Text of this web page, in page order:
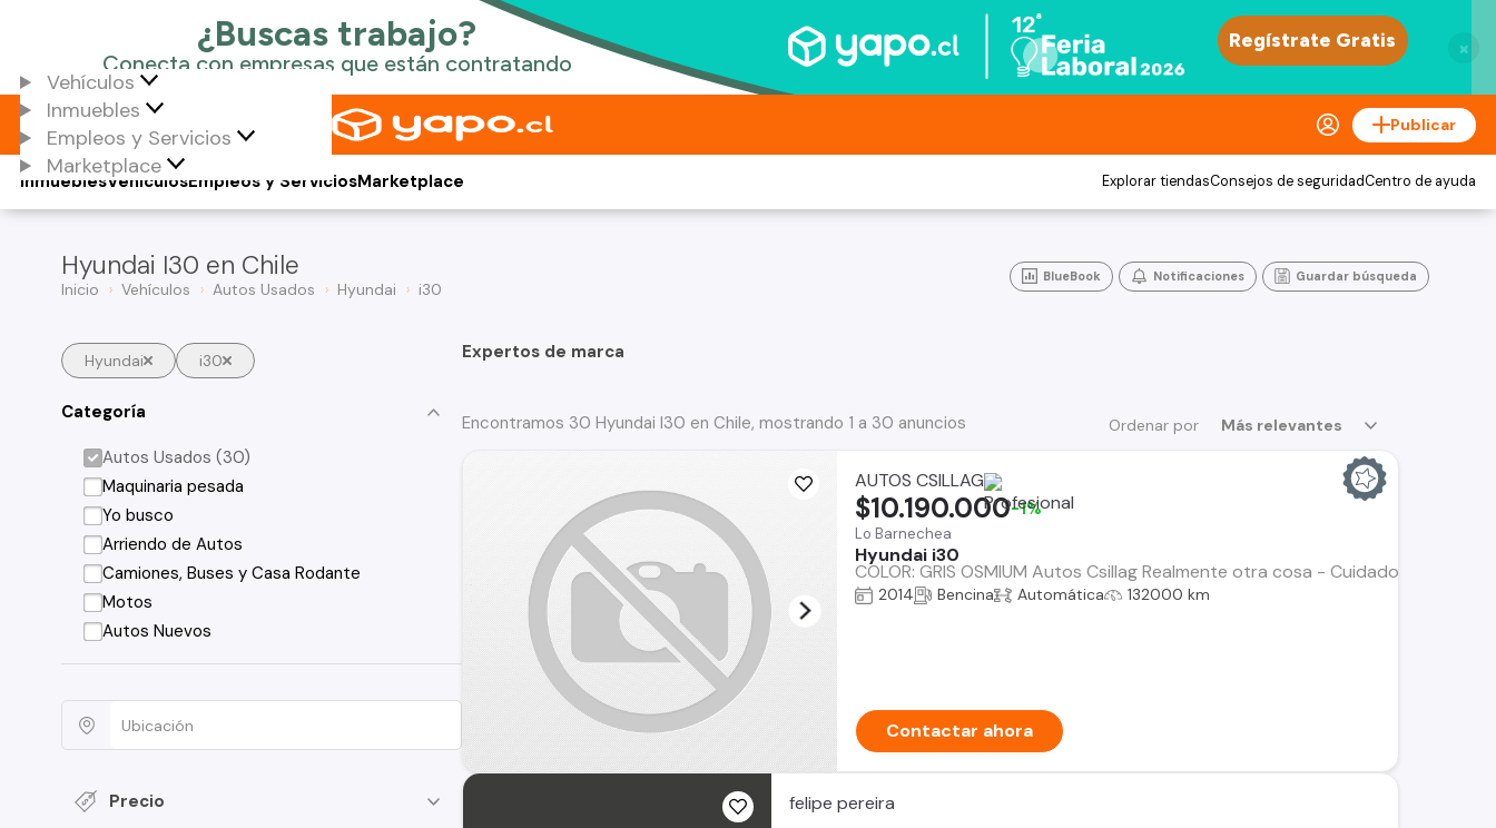
×
Vehículos
Inmuebles
Empleos y Servicios
Marketplace
Publicar
Vehículos
Inmuebles Empleos y ServiciosMarketplace Explorar tiendasConsejos de seguridadCentro de ayuda
Hyundai I30 en Chile
Inicio Vehículos Autos Usados Hyundai i30
BlueBook Notificaciones Guardar búsqueda
Hyundai i30
Categoría
Autos Usados (30)
Maquinaria pesada
Yo busco
Arriendo de Autos
Camiones, Buses y Casa Rodante
Motos
Autos Nuevos
Precio
Expertos de marca
Ordenar por Más relevantes
Encontramos 30 Hyundai I30 en Chile, mostrando 1 a 30 anuncios
AUTOS CSILLAG
Lo Barnechea
Hyundai i30
COLOR: GRIS OSMIUM Autos Csillag Realmente otra cosa - Cuidado
$10.190.000-1%
2014 Bencina Automática 132000 km
Contactar ahora
felipe pereira